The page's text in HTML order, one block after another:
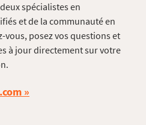
spécialistes en
et de la communauté en
vous, posez vos questions et
à jour directement sur votre